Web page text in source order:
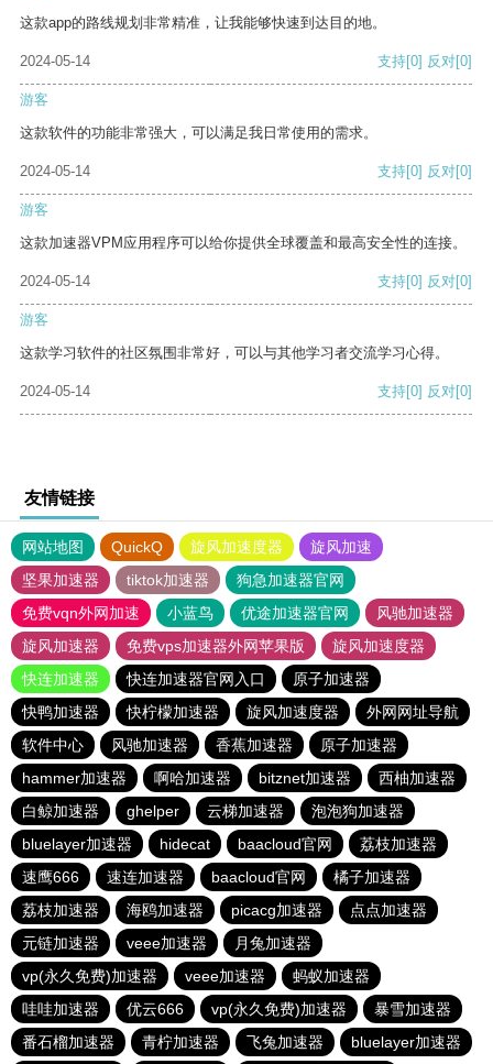
这款app的路线规划非常精准，让我能够快速到达目的地。
2024-05-14 支持[0] 反对[0]
游客
这款软件的功能非常强大，可以满足我日常使用的需求。
2024-05-14 支持[0] 反对[0]
游客
这款加速器VPM应用程序可以给你提供全球覆盖和最高安全性的连接。
2024-05-14 支持[0] 反对[0]
游客
这款学习软件的社区氛围非常好，可以与其他学习者交流学习心得。
2024-05-14 支持[0] 反对[0]
友情链接
网站地图 QuickQ 旋风加速度器
旋风加速
坚果加速器
tiktok加速器
狗急加速器官网
免费vqn外网加速
小蓝鸟 优途加速器官网
风驰加速器
旋风加速器
免费vps加速器外网苹果版
旋风加速度器
快连加速器
快连加速器官网入口
原子加速器
快鸭加速器
快柠檬加速器 旋风加速度器
外网网址导航
软件中心
风驰加速器 香蕉加速器
原子加速器
hammer加速器
啊哈加速器 bitznet加速器
西柚加速器
白鲸加速器
ghelper 云梯加速器
泡泡狗加速器
bluelayer加速器
hidecat baacloud官网
荔枝加速器
速鹰666
速连加速器 baacloud官网
橘子加速器
荔枝加速器
海鸥加速器 picacg加速器
点点加速器
元链加速器
veee加速器
月兔加速器
vp(永久免费)加速器
veee加速器
蚂蚁加速器
哇哇加速器
优云666 vp(永久免费)加速器
暴雪加速器
番石榴加速器
青柠加速器 飞兔加速器 bluelayer加速器